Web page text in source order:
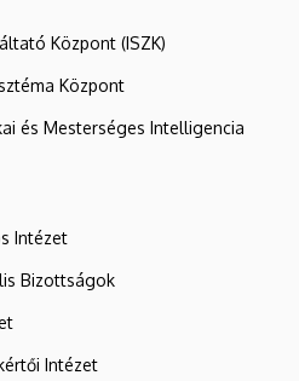
Központ (ISZK)
Központ
és Mesterséges Intelligencia
Intézet
Bizottságok
Intézet